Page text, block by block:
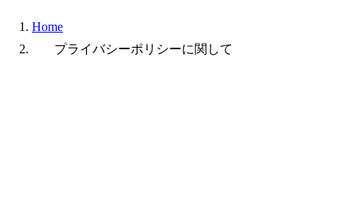
Home
プライバシーポリシーに関して